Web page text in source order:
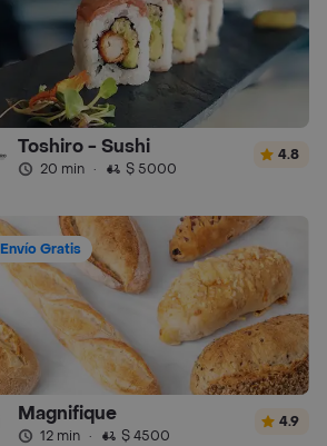
Toshiro - Sushi
20 min · $ 5000
4.8
Envío Gratis
Magnifique
12 min · $ 4500
4.9